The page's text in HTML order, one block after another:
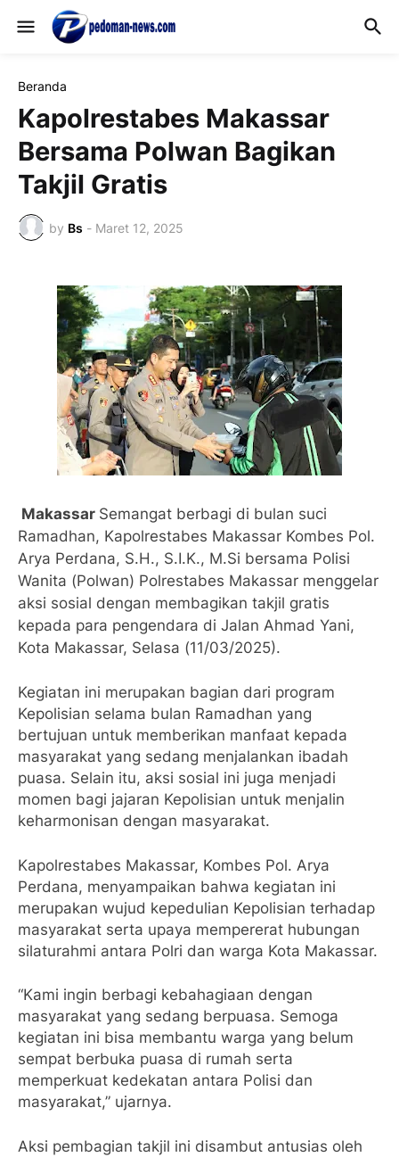
Beranda
Kapolrestabes Makassar
Bersama Polwan Bagikan
Takjil Gratis
by Bs - Maret 12, 2025
Makassar Semangat berbagi di bulan suci
Ramadhan, Kapolrestabes Makassar Kombes Pol.
Arya Perdana, S.H., S.I.K., M.Si bersama Polisi
Wanita (Polwan) Polrestabes Makassar menggelar
aksi sosial dengan membagikan takjil gratis
kepada para pengendara di Jalan Ahmad Yani,
Kota Makassar, Selasa (11/03/2025).
Kegiatan ini merupakan bagian dari program
Kepolisian selama bulan Ramadhan yang
bertujuan untuk memberikan manfaat kepada
masyarakat yang sedang menjalankan ibadah
puasa. Selain itu, aksi sosial ini juga menjadi
momen bagi jajaran Kepolisian untuk menjalin
keharmonisan dengan masyarakat.
Kapolrestabes Makassar, Kombes Pol. Arya
Perdana, menyampaikan bahwa kegiatan ini
merupakan wujud kepedulian Kepolisian terhadap
masyarakat serta upaya mempererat hubungan
silaturahmi antara Polri dan warga Kota Makassar.
“Kami ingin berbagi kebahagiaan dengan
masyarakat yang sedang berpuasa. Semoga
kegiatan ini bisa membantu warga yang belum
sempat berbuka puasa di rumah serta
memperkuat kedekatan antara Polisi dan
masyarakat,” ujarnya.
Aksi pembagian takjil ini disambut antusias oleh